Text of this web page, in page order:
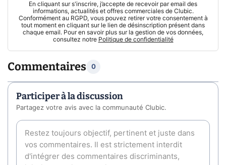
En cliquant sur s'inscrire, j’accepte de recevoir par email des
informations, actualités et offres commerciales de Clubic.
Conformément au RGPD, vous pouvez retirer votre consentement à
tout moment en cliquant sur le lien de désinscription présent dans
chaque email. Pour en savoir plus sur la gestion de vos données,
consultez notre Politique de confidentialité
Commentaires 0
Participer à la discussion
Partagez votre avis avec la communauté Clubic.